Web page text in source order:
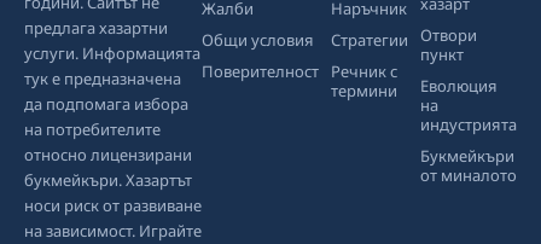
предлага хазартни
услуги. Информацията
тук е предназначена
да подпомага избора
на потребителите
относно лицензирани
букмейкъри. Хазартът
носи риск от развиване
на зависимост. Играйте
Жалби
Общи условия
Поверителност
Наръчник
Стратегии
Речник с
термини
Отвори
пункт
Еволюция
на
индустрията
Букмейкъри
от миналото